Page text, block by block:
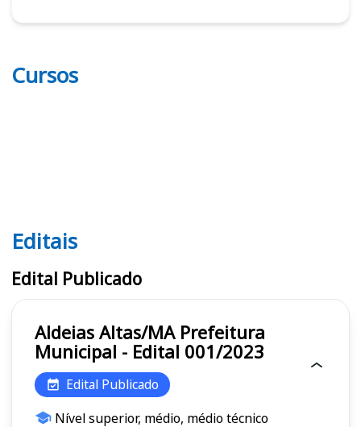
Cursos
Editais
Editais
Edital Publicado
Aldeias Altas/MA Prefeitura
Municipal - Edital 001/2023
Edital Publicado
Nível superior, médio, médio técnico